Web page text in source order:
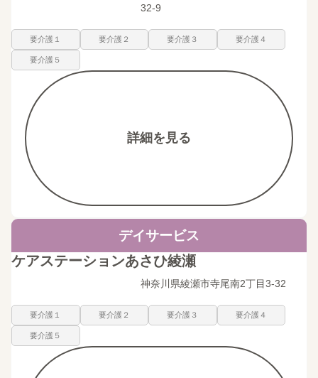
32-9
要介護１ 要介護２ 要介護３ 要介護４
要介護５
詳細を見る
デイサービス
ケアステーションあさひ綾瀬
神奈川県綾瀬市寺尾南2丁目3-32
要介護１ 要介護２ 要介護３ 要介護４
要介護５